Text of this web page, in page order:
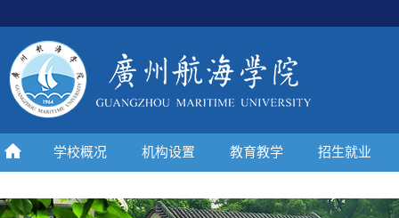
学校概况 机构设置 教育教学 招生就业